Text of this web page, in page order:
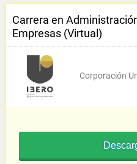
Carrera en
Empresas (Virtual)
Corporación